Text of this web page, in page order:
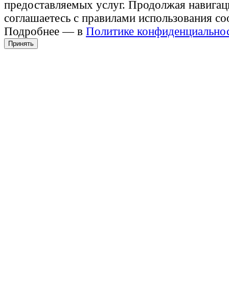
предоставляемых услуг. Продолжая
соглашаетесь с правилами использования
Подробнее — в Политике
Принять